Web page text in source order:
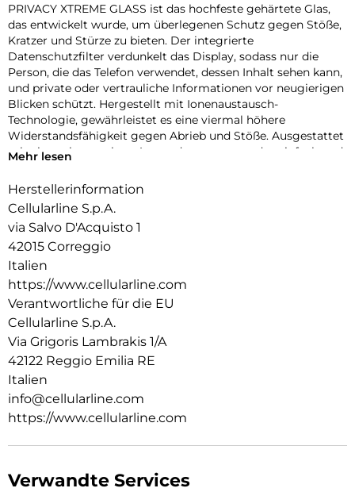
PRIVACY XTREME GLASS ist das hochfeste gehärtete Glas,
das entwickelt wurde, um überlegenen Schutz gegen Stöße,
Kratzer und Stürze zu bieten. Der integrierte
Datenschutzfilter verdunkelt das Display, sodass nur die
Person, die das Telefon verwendet, dessen Inhalt sehen kann,
und private oder vertrauliche Informationen vor neugierigen
Blicken schützt. Hergestellt mit Ionenaustausch-
Technologie, gewährleistet es eine viermal höhere
Widerstandsfähigkeit gegen Abrieb und Stöße. Ausgestattet
mit einem innovativen Anwendungssystem, das einfach und
ohne Blasen oder Mängel.
Mehr lesen
Herstellerinformation
Cellularline S.p.A.
via Salvo D'Acquisto 1
42015 Correggio
Italien
https://www.cellularline.com
Verantwortliche für die EU
Cellularline S.p.A.
Via Grigoris Lambrakis 1/A
42122 Reggio Emilia RE
Italien
info@cellularline.com
https://www.cellularline.com
Verwandte Services